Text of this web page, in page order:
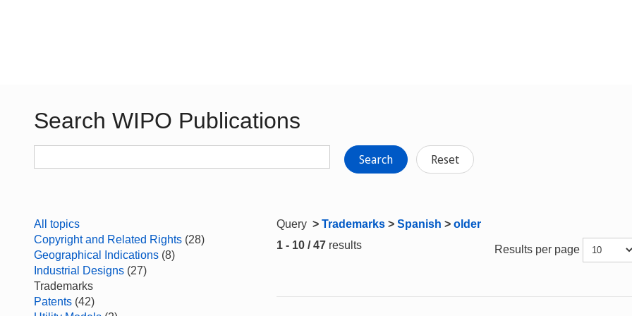
Search WIPO Publications
Search Reset
All topics
Copyright and Related Rights (28)
Geographical Indications (8)
Industrial Designs (27)
Trademarks
Patents (42)
Query > Trademarks > Spanish > older
1 - 10 / 47 results Results per page